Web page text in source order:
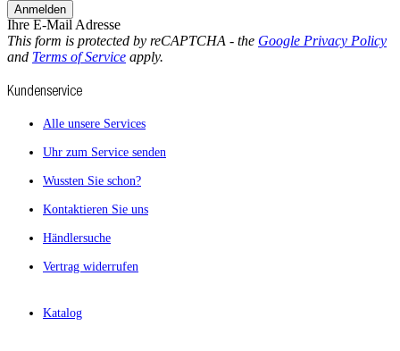
Ihre E-Mail Adresse
Anmelden
This form is protected by reCAPTCHA - the Google Privacy Policy
and Terms of Service apply.
Kundenservice
Alle unsere Services
Uhr zum Service senden
Wussten Sie schon?
Kontaktieren Sie uns
Händlersuche
Vertrag widerrufen
Katalog